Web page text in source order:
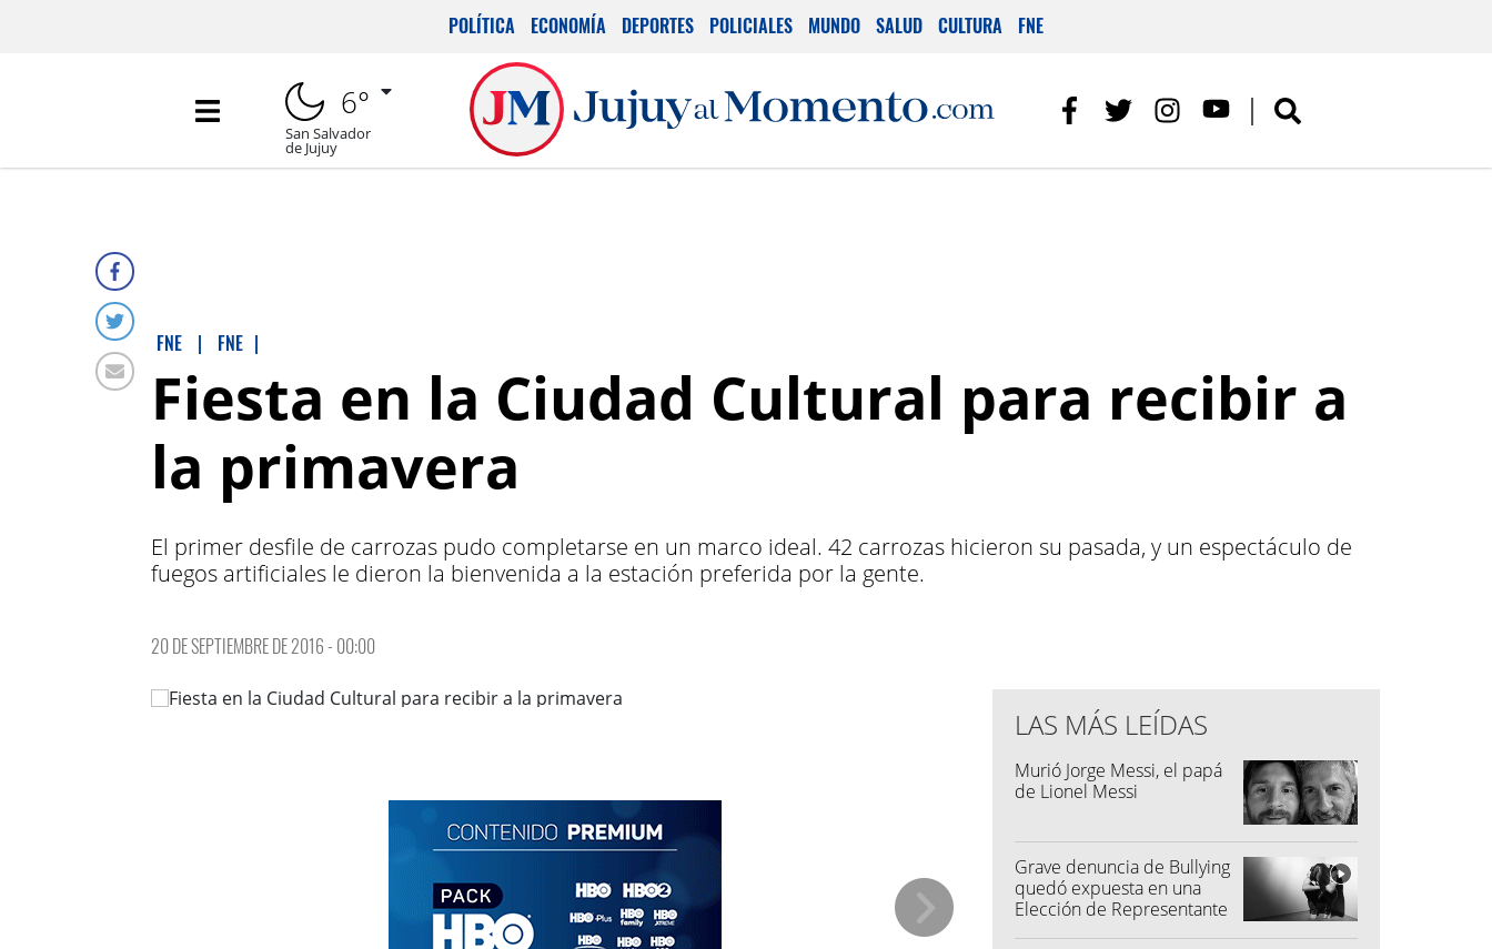
POLÍTICA ECONOMÍA DEPORTES POLICIALES MUNDO SALUD CULTURA FNE
6°
San Salvador
de Jujuy
FNE | FNE |
Fiesta en la Ciudad Cultural para recibir a
la primavera
El primer desfile de carrozas pudo completarse en un marco ideal. 42 carrozas hicieron su pasada, y un espectáculo de
fuegos artificiales le dieron la bienvenida a la estación preferida por la gente.
20 DE SEPTIEMBRE DE 2016 - 00:00
LAS MÁS LEÍDAS
Murió Jorge Messi, el papá
de Lionel Messi
Grave denuncia de Bullying
quedó expuesta en una
Elección de Representante